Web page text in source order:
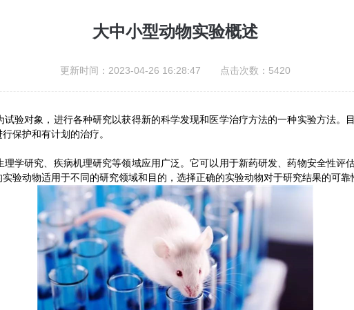
大中小型动物实验概述
更新时间：2023-04-26 16:28:47 点击次数：5420
对象，进行各种研究以获得新的科学发现和医学治疗方法的一种实验方法。
保护和有计划的治疗。
研究、疾病机理研究等领域应用广泛。它可以用于新药研发、药物安全性评
验动物适用于不同的研究领域和目的，选择正确的实验动物对于研究结果的可靠